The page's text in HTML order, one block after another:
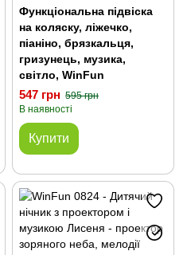
Функціональна підвіска
на коляску, ліжечко,
піаніно, брязкальця,
гризунець, музика,
світло, WinFun
547 грн 595 грн
В наявності
Купити